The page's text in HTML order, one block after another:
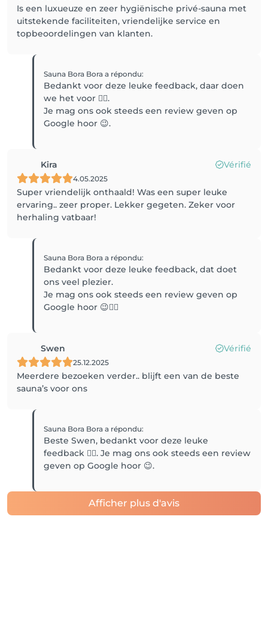
Is een luxueuze en zeer hygiënische privé-sauna met
uitstekende faciliteiten, vriendelijke service en
topbeoordelingen van klanten.
Sauna Bora Boraa répondu:
Bedankt voor deze leuke feedback, daar doen
we het voor 👍🏼.
Je mag ons ook steeds een review geven op
Google hoor 😉.
Kira Vérifié
4.05.2025
Super vriendelijk onthaald! Was een super leuke
ervaring.. zeer proper. Lekker gegeten. Zeker voor
herhaling vatbaar!
Sauna Bora Boraa répondu:
Bedankt voor deze leuke feedback, dat doet
ons veel plezier.
Je mag ons ook steeds een review geven op
Google hoor 😉👍🏼
Swen Vérifié
25.12.2025
Meerdere bezoeken verder.. blijft een van de beste
sauna’s voor ons
Sauna Bora Boraa répondu:
Beste Swen, bedankt voor deze leuke
feedback 👍🏼. Je mag ons ook steeds een review
geven op Google hoor 😉.
Afficher plus d'avis